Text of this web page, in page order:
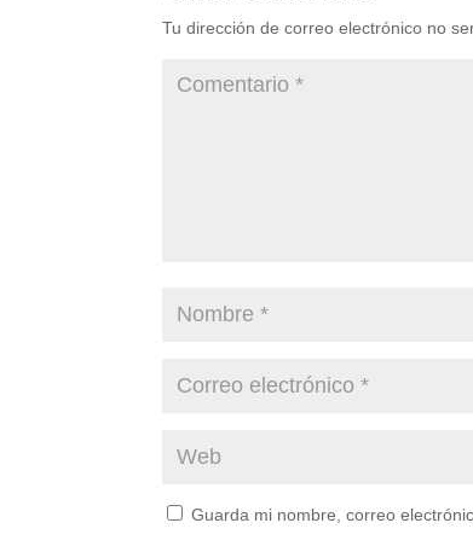
Tu dirección de correo electrónico no
Guarda mi nombre, correo